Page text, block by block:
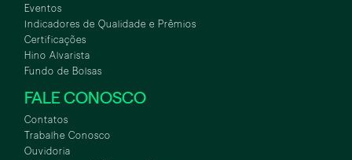
Eventos
Indicadores de Qualidade e Prêmios
Certificações
Hino Alvarista
Fundo de Bolsas
FALE CONOSCO
Contatos
Trabalhe Conosco
Ouvidoria